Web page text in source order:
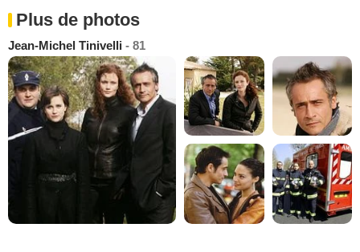
Plus de photos
Jean-Michel Tinivelli - 81